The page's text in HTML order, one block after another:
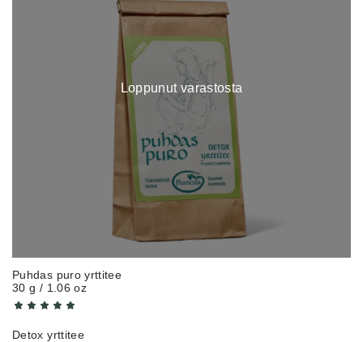
Loppunut varastosta
Puhdas puro yrttitee
30 g / 1.06 oz
Detox yrttitee